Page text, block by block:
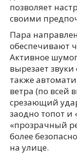
позволяет
своими
Пара
обеспечивают
Активное
вырезает
также
ветра (по всей
срезающий
заодно топот и
«прозрачный
более
на улице.